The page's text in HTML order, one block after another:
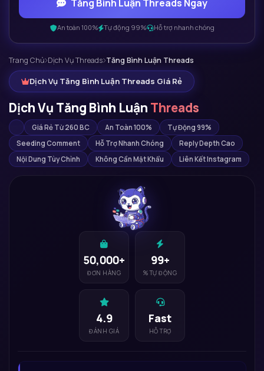
Trang Chủ Dịch Vụ Threads Tăng Bình Luận Threads
Dịch Vụ Tăng Bình Luận Threads Giá Rẻ
Dịch Vụ Tăng Bình Luận Threads
Giá Rẻ Từ 260 BC An Toàn 100%
Tự Động 99%
Seeding Comment
Hỗ Trợ Nhanh Chóng
Reply Depth Cao
Nội Dung Tùy Chỉnh
Không Cần Mật Khẩu Liên Kết Instagram
50,000+
ĐƠN HÀNG
99+
% TỰ ĐỘNG
4.9
ĐÁNH GIÁ
Fast
HỖ TRỢ
Tăng Bình Luận Threads Ngay
An toàn 100% Tự động 99% Hỗ trợ nhanh chóng